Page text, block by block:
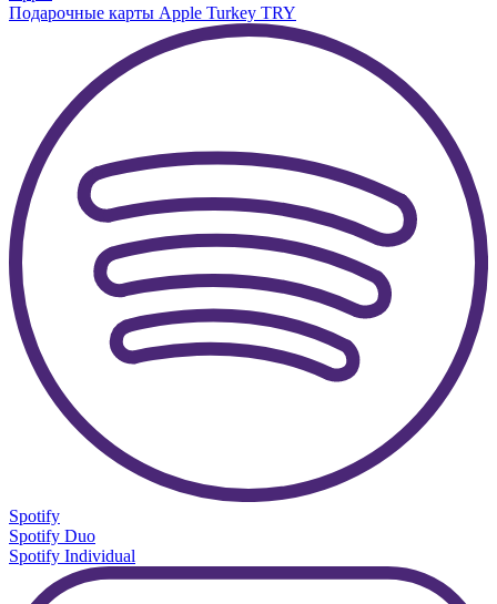
Подарочные карты Apple Turkey TRY
Spotify
Spotify Duo
Spotify Individual